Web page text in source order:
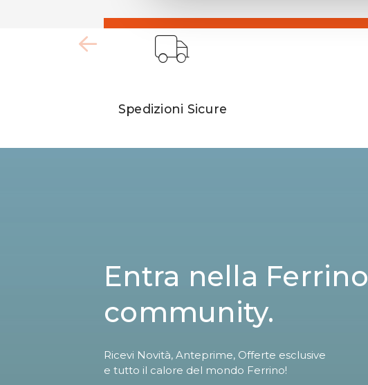
Spedizioni Sicure
Entra nella Ferrino
community.
Ricevi Novità, Anteprime, Offerte esclusive
e tutto il calore del mondo Ferrino!